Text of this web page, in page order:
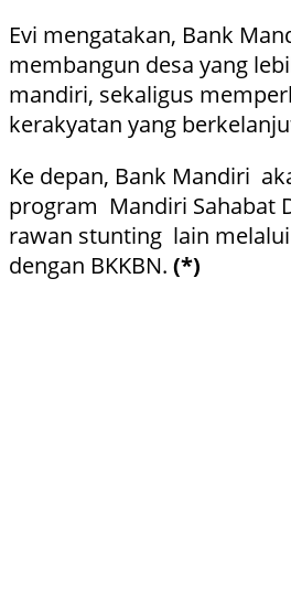
Evi mengatakan, Bank
membangun desa yang
mandiri, sekaligus
kerakyatan yang
Ke depan, Bank Mandiri
program Mandiri Sahabat
rawan stunting lain
dengan BKKBN. (*)